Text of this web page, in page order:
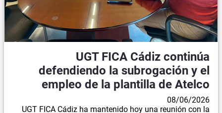
UGT FICA Cádiz continúa
defendiendo la subrogación y el
empleo de la plantilla de Atelco
08/06/2026
UGT FICA Cádiz ha mantenido hoy una reunión con la